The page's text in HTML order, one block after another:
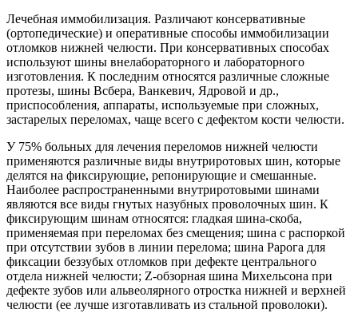
Лечебная иммобилизация. Различают консервативные
(ортопедические) и оперативные способы иммобилизации
отломков нижней челюсти. При консервативных способах
используют шины внелабораторного и лабораторного
изготовления. К последним относятся различные сложные
протезы, шины Всбера, Ванкевич, Ядровой и др.,
приспособления, аппараты, используемые при сложных,
застарелых переломах, чаще всего с дефектом кости челюсти.
У 75% больных для лечения переломов нижней челюсти
применяются различные виды внутриротовых шин, которые
делятся на фиксирующие, репонирующие и смешанные.
Наиболее распространенными внутриротовыми шинами
являются все виды гнутых назубных проволочных шин. К
фиксирующим шинам относятся: гладкая шина-скоба,
применяемая при переломах без смещения; шина с распоркой
при отсутствии зубов в линии перелома; шина Рарога для
фиксации беззубых отломков при дефекте центрального
отдела нижней челюсти; Z-обзорная шина Михельсона при
дефекте зубов или альвеолярного отростка нижней и верхней
челюсти (ее лучше изготавливать из стальной проволоки).